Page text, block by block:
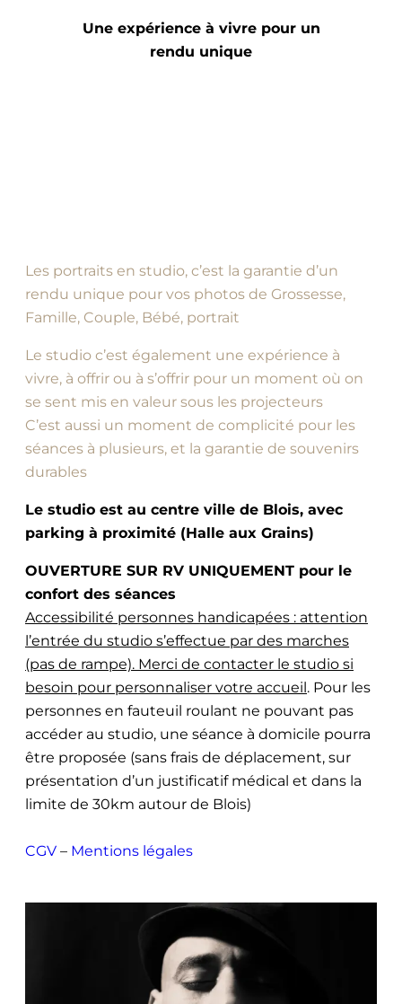
Une expérience à vivre pour un
rendu unique
Les portraits en studio, c’est la garantie d’un
rendu unique pour vos photos de Grossesse,
Famille, Couple, Bébé, portrait
Le studio c’est également une expérience à
vivre, à offrir ou à s’offrir pour un moment où on
se sent mis en valeur sous les projecteurs
C’est aussi un moment de complicité pour les
séances à plusieurs, et la garantie de souvenirs
durables
Le studio est au centre ville de Blois, avec
parking à proximité (Halle aux Grains)
OUVERTURE SUR RV UNIQUEMENT pour le
confort des séances
Accessibilité personnes handicapées : attention
l’entrée du studio s’effectue par des marches
(pas de rampe). Merci de contacter le studio si
besoin pour personnaliser votre accueil . Pour les
personnes en fauteuil roulant ne pouvant pas
accéder au studio, une séance à domicile pourra
être proposée (sans frais de déplacement, sur
présentation d’un justificatif médical et dans la
limite de 30km autour de Blois)
CGV – Mentions légales